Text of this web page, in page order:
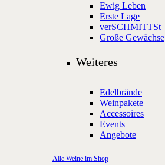
Ewig Leben
Erste Lage
verSCHMITTSt
Große Gewächse
Weiteres
Edelbrände
Weinpakete
Accessoires
Events
Angebote
Alle Weine im Shop